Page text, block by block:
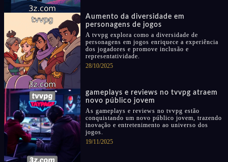
Aumento da diversidade em
personagens de jogos
A tvvpg explora como a diversidade de
personagens em jogos enriquece a experiência
dos jogadores e promove inclusão e
representatividade.
28/10/2025
gameplays e reviews no tvvpg atraem
novo público jovem
As gameplays e reviews no tvvpg estão
conquistando um novo público jovem, trazendo
inovação e entretenimento ao universo dos
jogos.
19/11/2025